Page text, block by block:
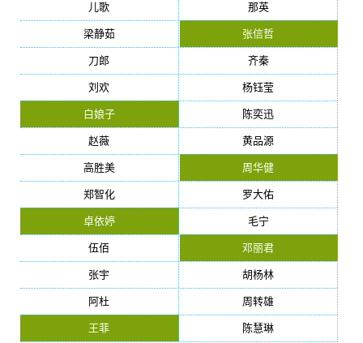
儿歌 那英
梁静茹 张信哲
刀郎 齐秦
刘欢 杨钰莹
白娘子 陈奕迅
赵薇 黄品源
高胜美 周华健
郑智化 罗大佑
卓依婷 毛宁
伍佰 邓丽君
张宇 胡杨林
阿杜 周转雄
王菲 陈慧琳